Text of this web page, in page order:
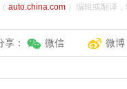
auto.china.com）编辑或翻译，
享： 微信 微博